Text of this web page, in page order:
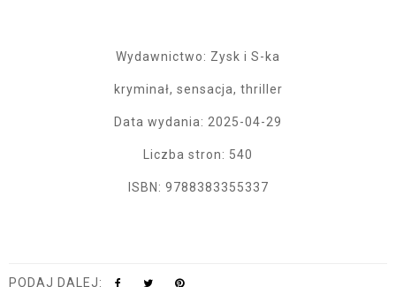
Wydawnictwo: Zysk i S-ka
kryminał, sensacja, thriller
Data wydania: 2025-04-29
Liczba stron: 540
ISBN: 9788383355337
PODAJ DALEJ: